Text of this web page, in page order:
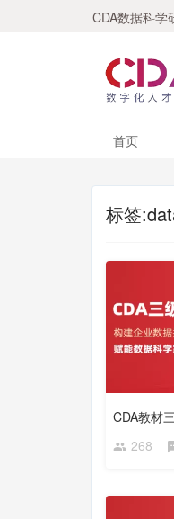
CDA数据科学
首页
标签
CDA教材
268